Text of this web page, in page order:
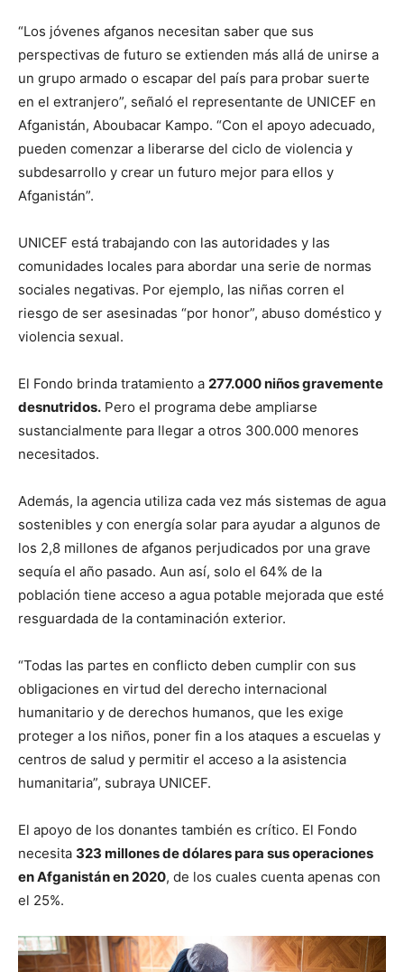
“Los jóvenes afganos necesitan saber que sus
perspectivas de futuro se extienden más allá de unirse a
un grupo armado o escapar del país para probar suerte
en el extranjero”, señaló el representante de UNICEF en
Afganistán, Aboubacar Kampo. “Con el apoyo adecuado,
pueden comenzar a liberarse del ciclo de violencia y
subdesarrollo y crear un futuro mejor para ellos y
Afganistán”.
UNICEF está trabajando con las autoridades y las
comunidades locales para abordar una serie de normas
sociales negativas. Por ejemplo, las niñas corren el
riesgo de ser asesinadas “por honor”, abuso doméstico y
violencia sexual.
El Fondo brinda tratamiento a 277.000 niños gravemente
desnutridos. Pero el programa debe ampliarse
sustancialmente para llegar a otros 300.000 menores
necesitados.
Además, la agencia utiliza cada vez más sistemas de agua
sostenibles y con energía solar para ayudar a algunos de
los 2,8 millones de afganos perjudicados por una grave
sequía el año pasado. Aun así, solo el 64% de la
población tiene acceso a agua potable mejorada que esté
resguardada de la contaminación exterior.
“Todas las partes en conflicto deben cumplir con sus
obligaciones en virtud del derecho internacional
humanitario y de derechos humanos, que les exige
proteger a los niños, poner fin a los ataques a escuelas y
centros de salud y permitir el acceso a la asistencia
humanitaria”, subraya UNICEF.
El apoyo de los donantes también es crítico. El Fondo
necesita 323 millones de dólares para sus operaciones
en Afganistán en 2020, de los cuales cuenta apenas con
el 25%.